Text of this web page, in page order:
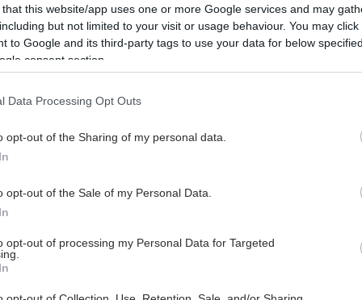
that this website/app uses one or more Google services and may
but not limited to your visit or usage behaviour. You may
to Google and its third-party tags to use your data for below
consent section.
Data Processing Opt Outs
opt-out of the Sharing of my personal data.
opt-out of the Sale of my Personal Data.
opt-out of processing my Personal Data for Targeted
και ΔΕ βοηθών νοσηλευτών καλυμμένες είναι
2025 στα ΤΕΠ του πρώην ΨΝΑ
το Νοσοκομείο,εξετάστηκαν 4.677 ασθενείς και
εισαγωγές
εισαγωγές!
το iatronet.gr στο Discover